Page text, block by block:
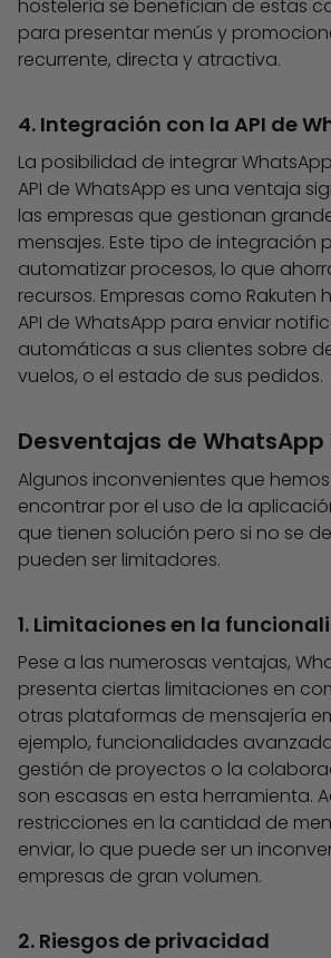
hostelería se benefician de estas
para presentar menús y
recurrente, directa y atractiva.
4. Integración con la API de
La posibilidad de integrar
API de WhatsApp es una ventaja
las empresas que gestionan
mensajes. Este tipo de integración
automatizar procesos, lo que
recursos. Empresas como Rakuten
API de WhatsApp para enviar
automáticas a sus clientes sobre
vuelos, o el estado de sus pedidos.
Desventajas de WhatsApp
Algunos inconvenientes que
encontrar por el uso de la
que tienen solución pero si no se
pueden ser limitadores.
1. Limitaciones en la
Pese a las numerosas ventajas,
presenta ciertas limitaciones en
otras plataformas de mensajería
ejemplo, funcionalidades
gestión de proyectos o la
son escasas en esta herramienta.
restricciones en la cantidad de
enviar, lo que puede ser un
empresas de gran volumen.
2. Riesgos de privacidad